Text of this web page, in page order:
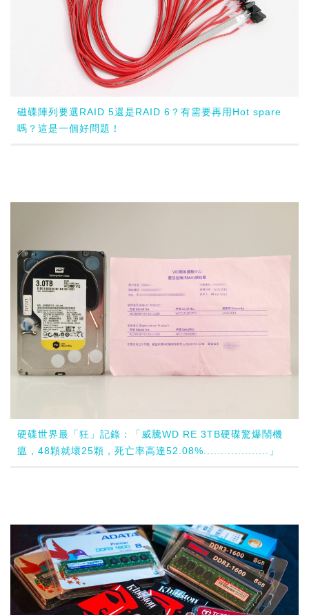
磁碟陣列要選RAID 5還是RAID 6？有需要再用Hot spare
嗎？這是一個好問題！
硬碟世界最「狂」記錄：「威騰WD RE 3TB硬碟驚爆鬧機
瘟，48顆就壞25顆，死亡率高達52.08%...................」